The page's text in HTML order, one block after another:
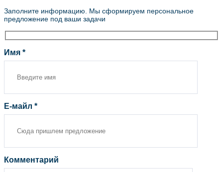
Заполните информацию. Мы сформируем персональное
предложение под ваши задачи
Имя *
Е-майл *
Комментарий